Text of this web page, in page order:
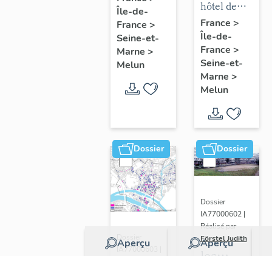
chapelle
de
l'hôpital
puis
hôpital
Île-de-
France >
Seine-et-
Marne >
Melun
mobilier
de l'hôtel
de ville
hôtel de
ville
France >
Île-de-
France >
Seine-et-
Marne >
Melun
Dossier
Aperçu
Dossier
IA77000603 |
Dossier
Aperçu
Dossier
IA77000602 |
Réalisé par
Förstel Judith